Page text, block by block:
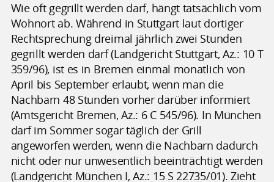
Wie oft gegrillt werden darf, hängt tatsächlich vom
Wohnort ab. Während in Stuttgart laut dortiger
Rechtsprechung dreimal jährlich zwei Stunden
gegrillt werden darf (Landgericht Stuttgart, Az.: 10 T
359/96), ist es in Bremen einmal monatlich von
April bis September erlaubt, wenn man die
Nachbarn 48 Stunden vorher darüber informiert
(Amtsgericht Bremen, Az.: 6 C 545/96). In München
darf im Sommer sogar täglich der Grill
angeworfen werden, wenn die Nachbarn dadurch
nicht oder nur unwesentlich beeinträchtigt werden
(Landgericht München I, Az.: 15 S 22735/01). Zieht